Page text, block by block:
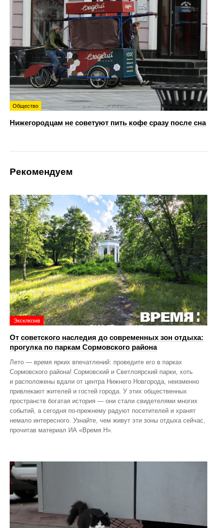
Общество
Нижегородцам не советуют пить кофе сразу после сна
Рекомендуем
Эксклюзив
От советского наследия до современных зон отдыха:
прогулка по паркам Сормовского района
Лето — время ярких впечатлений: проведите его в парках
Сормовского района! Сормовский и Светлоярский парки, хоть
и расположены вдали от центра Нижнего Новгорода, неизменно
привлекают жителей и гостей города. У этих общественных
пространств богатая история — они стали свидетелями многих
событий, а сегодня по‑прежнему радуют посетителей и хранят
немало интересного. Узнайте, чем живут эти зоны отдыха сейчас,
прочитав материал ИА «Время Н».